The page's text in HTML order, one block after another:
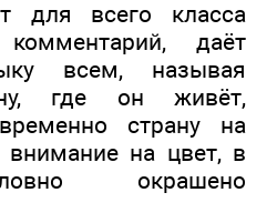
для всего класса
даёт
всем, называя
где он живёт,
страну на
на цвет, в
окрашено